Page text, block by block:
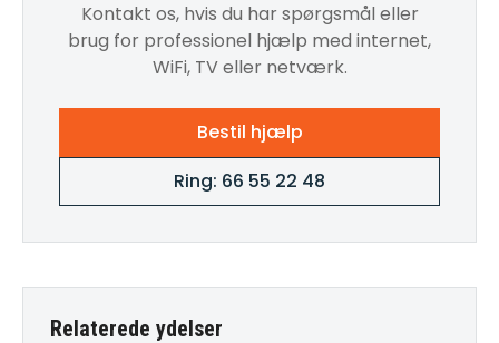
Kontakt os, hvis du har spørgsmål eller
brug for professionel hjælp med internet,
WiFi, TV eller netværk.
Bestil hjælp
Ring: 66 55 22 48
Relaterede ydelser